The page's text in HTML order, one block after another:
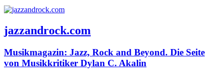
jazzandrock.com
Musikmagazin: Jazz, Rock and Beyond. Die Seite
von Musikkritiker Dylan C. Akalin